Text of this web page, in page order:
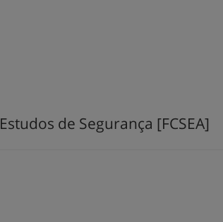
de Segurança [FCSEA]